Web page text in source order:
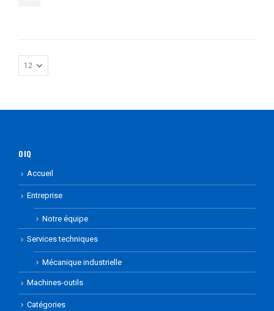
OIQ
Accueil
Entreprise
Notre équipe
Services techniques
Mécanique industrielle
Machines-outils
Catégories